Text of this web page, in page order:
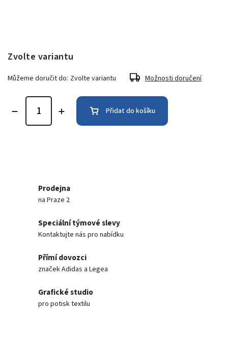
Zvolte variantu
Můžeme doručit do: Zvolte variantu Možnosti doručení
Přidat do košíku
Prodejna
na Praze 2
Speciální týmové slevy
Kontaktujte nás pro nabídku
Přímí dovozci
značek Adidas a Legea
Grafické studio
pro potisk textilu